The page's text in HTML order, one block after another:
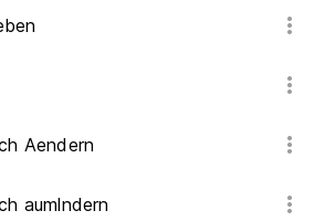
Aendern
aumlndern